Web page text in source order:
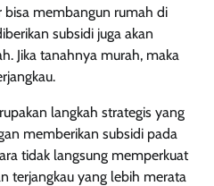
bisa membangun rumah di
subsidi juga akan
Jika tanahnya murah, maka
langkah strategis yang
memberikan subsidi pada
tidak langsung memperkuat
terjangkau yang lebih merata